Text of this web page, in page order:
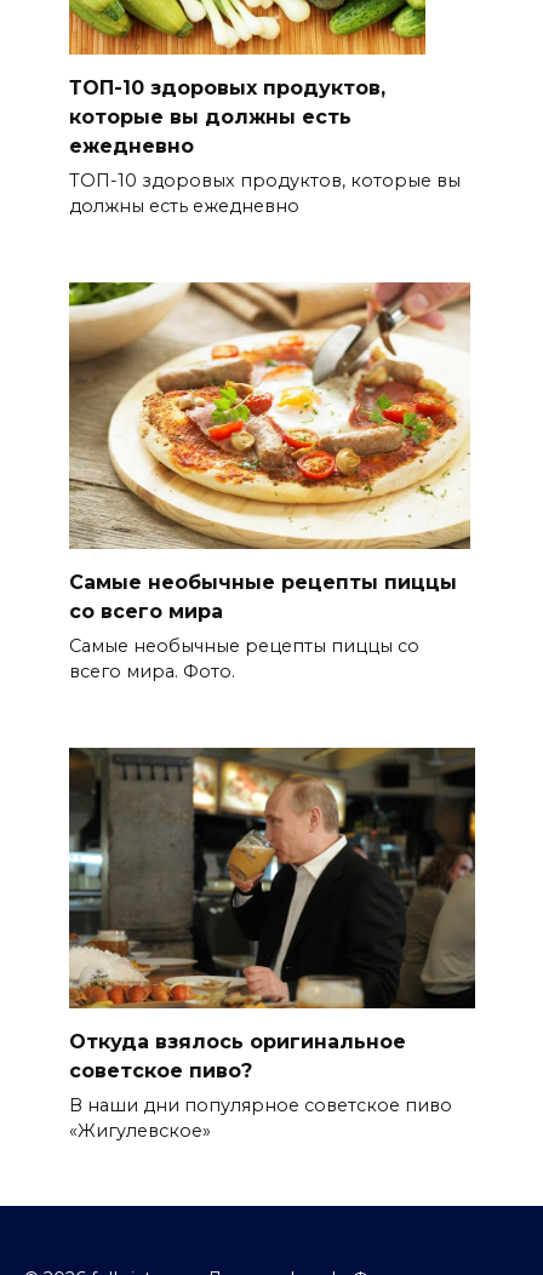
ТОП-10 здоровых продуктов,
которые вы должны есть
ежедневно
ТОП-10 здоровых продуктов, которые вы
должны есть ежедневно
Самые необычные рецепты пиццы
со всего мира
Самые необычные рецепты пиццы со
всего мира. Фото.
Откуда взялось оригинальное
советское пиво?
В наши дни популярное советское пиво
«Жигулевское»